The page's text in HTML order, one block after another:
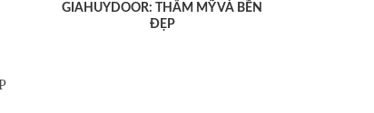
GIAHUYDOOR: THẨM MỸ VÀ BỀN
ĐẸP